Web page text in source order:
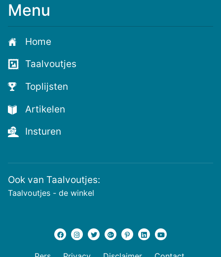
Meld
voor
de
nieuwste
voutjes
en
de
voutste
nieuwtjes!
Menu
Home
Taalvoutjes
Toplijsten
Artikelen
Insturen
Ook van Taalvoutjes:
Taalvoutjes - de winkel